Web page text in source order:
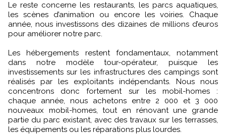
Le reste concerne les restaurants, les parcs aquatiques,
les scènes d’animation ou encore les voiries. Chaque
année, nous investissons des dizaines de millions d’euros
pour améliorer notre parc.
Les hébergements restent fondamentaux, notamment
dans notre modèle tour-opérateur, puisque les
investissements sur les infrastructures des campings sont
réalisés par les exploitants indépendants. Nous nous
concentrons donc fortement sur les mobil-homes :
chaque année, nous achetons entre 2 000 et 3 000
nouveaux mobil-homes, tout en rénovant une grande
partie du parc existant, avec des travaux sur les terrasses,
les équipements ou les réparations plus lourdes.